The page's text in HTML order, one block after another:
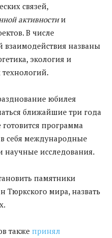
связей,
активностии
В числе
названы
экология и
юбилея
ближайшие три года
программа
в себя международные
исследования.
памятники
Тюркского мира, назвать
также принял